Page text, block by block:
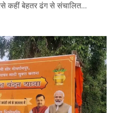
कहीं बेहतर ढंग से संचालित...